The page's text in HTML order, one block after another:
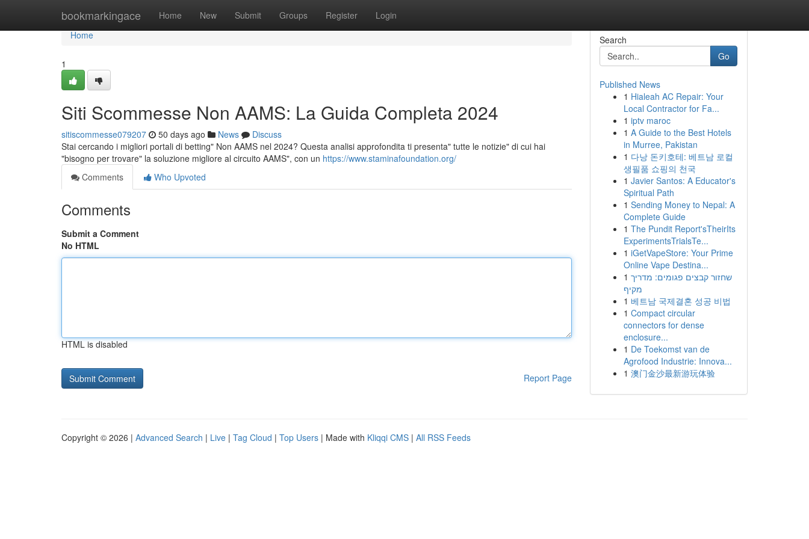
bookmarkingace Home New Submit Groups Register Login
Home
Home
1
Siti Scommesse Non AAMS: La Guida Completa 2024
sitiscommesse079207 50 days ago News
Discuss
Stai cercando i migliori portali di betting" Non AAMS nel 2024? Questa analisi approfondita ti presenta" tutte le notizie" di cui hai
"bisogno per trovare" la soluzione migliore al circuito AAMS", con un https://www.staminafoundation.org/
Comments
Who Upvoted
Comments
Submit a Comment
No HTML
HTML is disabled
Report Page
Search
Go
Published News
1 Hialeah AC Repair: Your
Local Contractor for Fa...
1 iptv maroc
1 A Guide to the Best Hotels
in Murree, Pakistan
1 다낭 돈키호테: 베트남 로컬
생필품 쇼핑의 천국
1 Javier Santos: A Educator's
Spiritual Path
1 Sending Money to Nepal: A
Complete Guide
1 The Pundit Report'sTheirIts
ExperimentsTrialsTe...
1 iGetVapeStore: Your Prime
Online Vape Destina...
1 שחזור קבצים פגומים: מדריך
מקיף
1 베트남 국제결혼 성공 비법
1 Compact circular
connectors for dense
enclosure...
1 De Toekomst van de
Agrofood Industrie: Innova...
1 澳门金沙最新游玩体验
Copyright © 2026 | Advanced Search | Live | Tag Cloud | Top Users | Made with Kliqqi CMS | All RSS Feeds